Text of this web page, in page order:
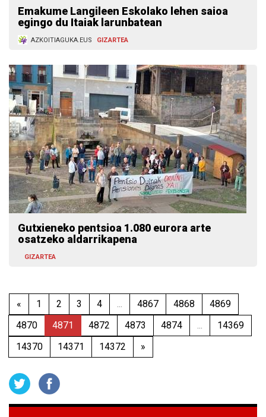
Emakume Langileen Eskolako lehen saioa
egingo du Itaiak larunbatean
AZKOITIAGUKA.EUS GIZARTEA
Gutxieneko pentsioa 1.080 eurora arte
osatzeko aldarrikapena
GIZARTEA
« 1 2 3 4 ... 4867 4868
4869
4870
4871 4872 4873 4874 ...
14369
14370
14371 14372 »